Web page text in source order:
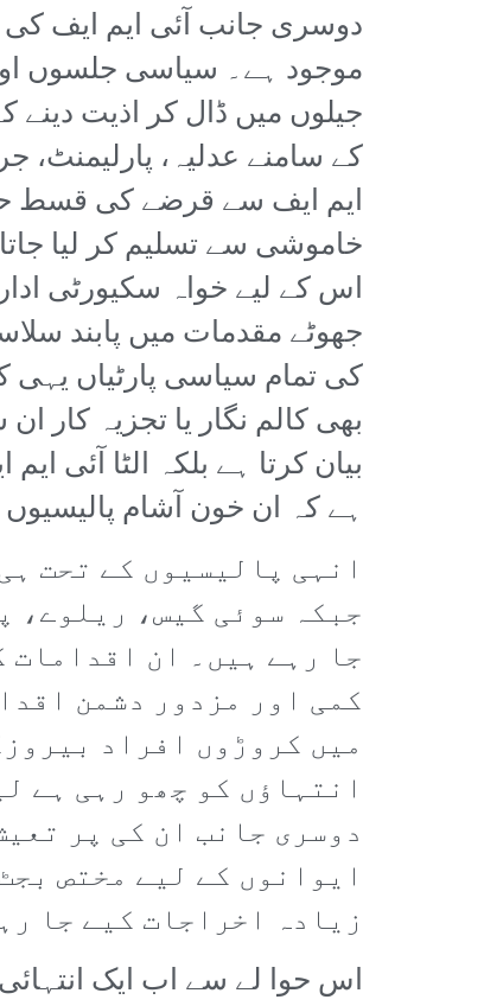
دوسری جانب آئی ایم ایف کی
موجود ہے۔ سیاسی جلسوں
جیلوں میں ڈال کر اذیت دینے
کے سامنے عدلیہ،
ایم ایف سے قرضے کی قسط
خاموشی سے تسلیم کر لیا
اس کے لیے خواہ سکیورٹی
جھوٹے مقدمات میں پابند
کی تمام سیاسی پارٹیاں یہی
بھی کالم نگار یا تجزیہ
بیان کرتا ہے بلکہ الٹا آئی
ہے کہ ان خون آشام
انہی پالیسیوں کے تحت
جبکہ سوئی گیس، ریلوے،
جا رہے ہیں۔ ان
کمی اور مزدور دشمن
میں کروڑوں افراد
انتہاؤں کو چھو رہی ہے
دوسری جانب ان کی پر
ایوانوں کے لیے مختص
زیادہ اخراجات کیے جا
اس حوا لے سے اب ایک